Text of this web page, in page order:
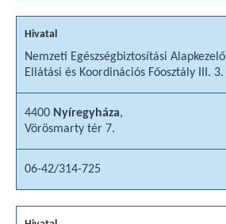
Nemzeti Egészségbiztosítási Alapkezelő
Ellátási és Koordinációs Főosztály III. 3.
4400 Nyíregyháza,
Vörösmarty tér 7.
06-42/314-725